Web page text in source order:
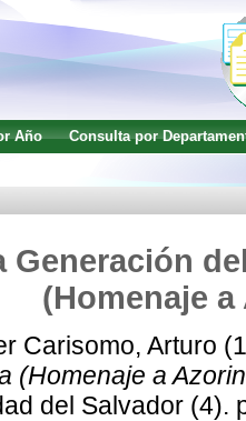
Año
Consulta por
Generación
(Homenaje
Carisomo, Arturo
(Homenaje a
del Salvador (4).